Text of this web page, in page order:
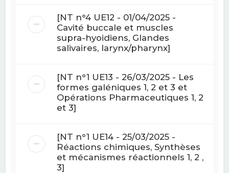
[NT n°4 UE12 - 01/04/2025 -
Cavité buccale et muscles
supra-hyoidiens, Glandes
salivaires, larynx/pharynx]
[NT n°1 UE13 - 26/03/2025 - Les
formes galéniques 1, 2 et 3 et
Opérations Pharmaceutiques 1, 2
et 3]
[NT n°1 UE14 - 25/03/2025 -
Réactions chimiques, Synthèses
et mécanismes réactionnels 1, 2 ,
3]